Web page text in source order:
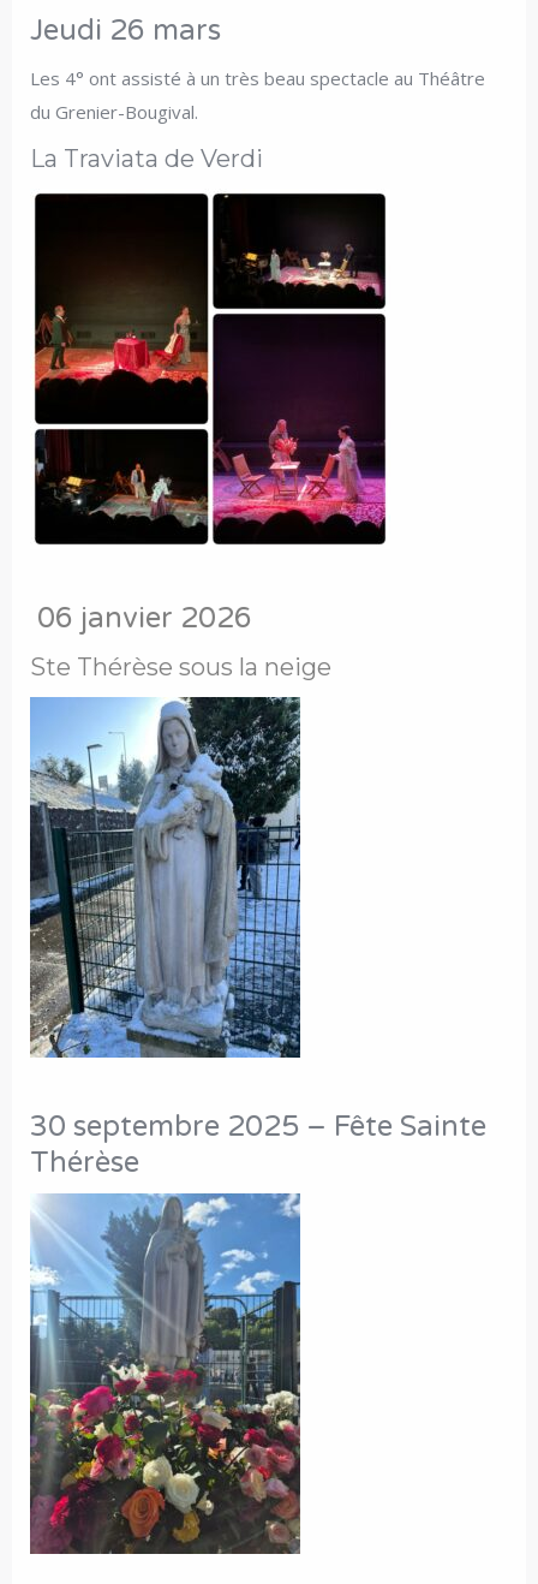
Jeudi 26 mars
Les 4° ont assisté à un très beau spectacle au Théâtre
du Grenier-Bougival.
La Traviata de Verdi
06 janvier 2026
Ste Thérèse sous la neige
30 septembre 2025 – Fête Sainte
Thérèse